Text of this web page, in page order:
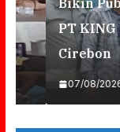
Bikin Publik
PT KING
Cirebon
07/08/2026